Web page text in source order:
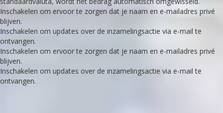
Inschakelen om ervoor te zorgen dat je naam en e-mailadres privé
blijven.
Inschakelen om updates over de inzamelingsactie via e-mail te
ontvangen.
Inschakelen om ervoor te zorgen dat je naam en e-mailadres privé
blijven.
Inschakelen om updates over de inzamelingsactie via e-mail te
ontvangen.